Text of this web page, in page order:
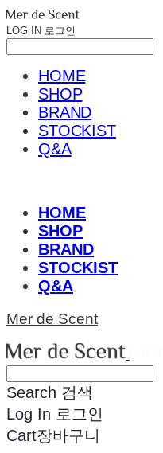
LOG IN 로그인
HOME
SHOP
BRAND
STOCKIST
Q&A
HOME
SHOP
BRAND
STOCKIST
Q&A
Mer de Scent
Search 검색
Log In 로그인
Cart장바구니